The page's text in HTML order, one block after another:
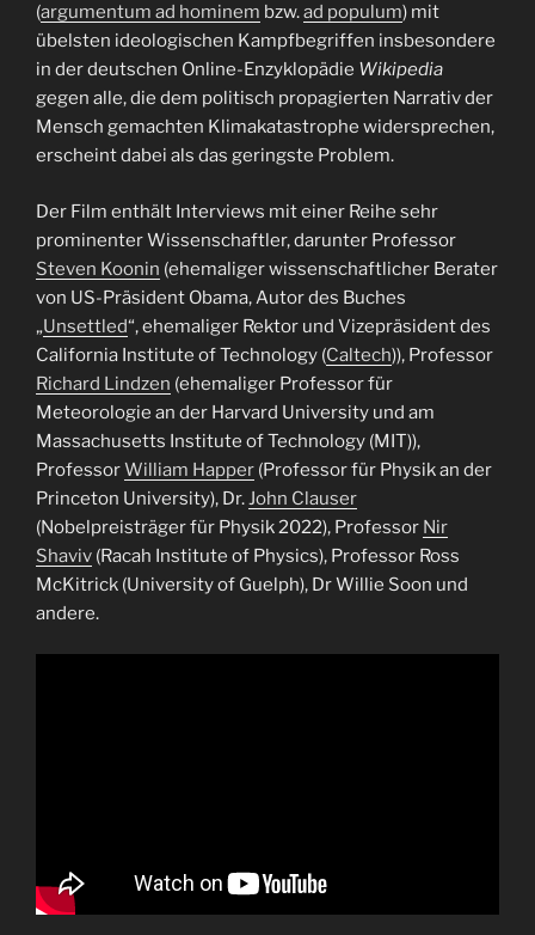
(argumentum ad hominem bzw.ad populum) mit
übelsten ideologischen Kampfbegriffen insbesondere
in der deutschen Online-Enzyklopädie Wikipedia
gegen alle, die dem politisch propagierten Narrativ der
Mensch gemachten Klimakatastrophe widersprechen,
erscheint dabei als das geringste Problem.
Der Film enthält Interviews mit einer Reihe sehr
prominenter Wissenschaftler, darunter Professor
Steven Koonin (ehemaliger wissenschaftlicher Berater
von US-Präsident Obama, Autor des Buches
„Unsettled“, ehemaliger Rektor und Vizepräsident des
California Institute of Technology (Caltech)), Professor
Richard Lindzen (ehemaliger Professor für
Meteorologie an der Harvard University und am
Massachusetts Institute of Technology (MIT)),
ProfessorWilliam Happer (Professor für Physik an der
Princeton University), Dr.John Clauser
(Nobelpreisträger für Physik 2022), Professor Nir
Shaviv (Racah Institute of Physics), Professor Ross
McKitrick (University of Guelph), Dr Willie Soon und
andere.